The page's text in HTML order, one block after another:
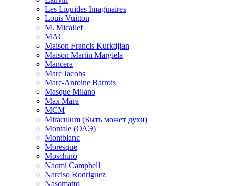
Les Liquides Imaginaires
Louis Vuitton
M. Micallef
MAC
Maison Francis Kurkdjian
Maison Martin Margiela
Mancera
Marc Jacobs
Marc-Antoine Barrois
Masque Milano
Max Mara
MCM
Miraculum (Быть может духи)
Montale (ОАЭ)
Montblanc
Moresque
Moschino
Naomi Campbell
Narciso Rodriguez
Nasomatto